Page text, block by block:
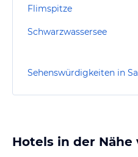
Flimspitze
Schwarzwassersee
Sehenswürdigkeiten in
Hotels in der